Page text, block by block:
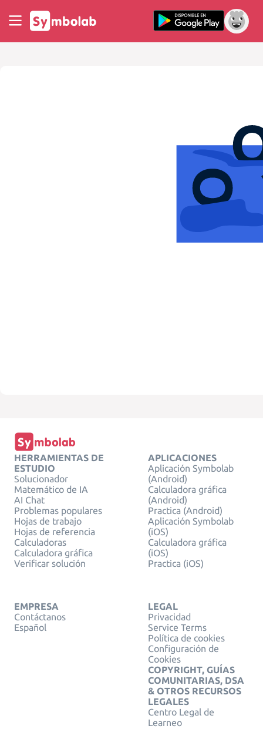
HERRAMIENTAS DE
ESTUDIO
Solucionador
Matemático de IA
AI Chat
Problemas populares
Hojas de trabajo
Hojas de referencia
Calculadoras
Calculadora gráfica
Verificar solución
APLICACIONES
Aplicación Symbolab
(Android)
Calculadora gráfica
(Android)
Practica (Android)
Aplicación Symbolab
(iOS)
Calculadora gráfica
(iOS)
Practica (iOS)
EMPRESA
Contáctanos
Español
LEGAL
Privacidad
Service Terms
Política de cookies
Configuración de
Cookies
COPYRIGHT, GUÍAS
COMUNITARIAS, DSA
& OTROS RECURSOS
LEGALES
Centro Legal de
Learneo